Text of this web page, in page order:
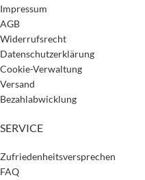
Impressum
AGB
Widerrufsrecht
Datenschutzerklärung
Cookie-Verwaltung
Versand
Bezahlabwicklung
SERVICE
Zufriedenheitsversprechen
FAQ